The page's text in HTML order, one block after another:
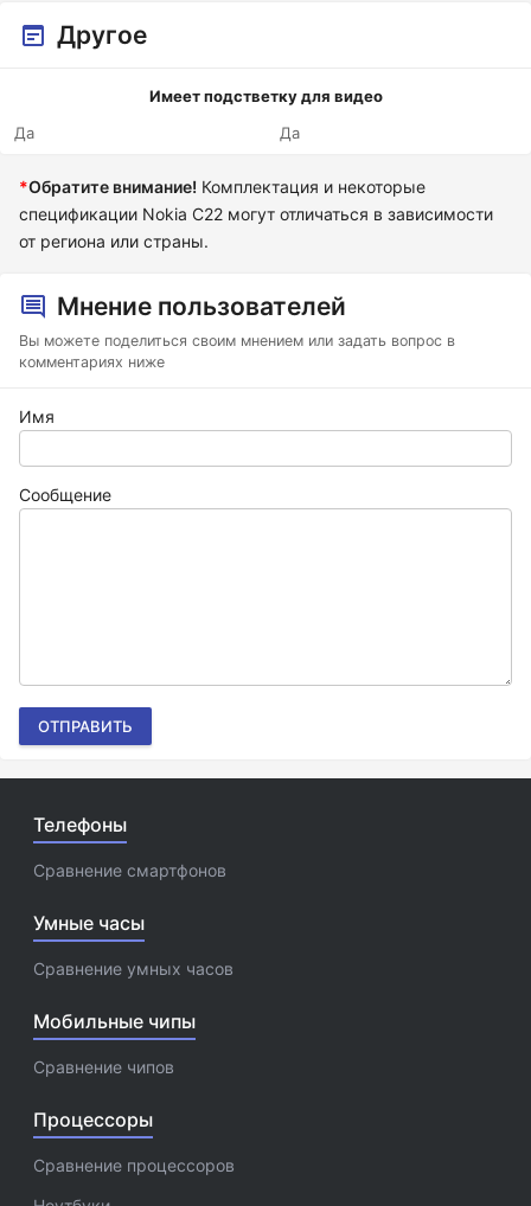
Другое
Имеет подстветку для видео
Да
Да
*Обратите внимание! Комплектация и некоторые
спецификации Nokia C22 могут отличаться в зависимости
от региона или страны.
Мнение пользователей
Вы можете поделиться своим мнением или задать вопрос в
комментариях ниже
Имя
Сообщение
ОТПРАВИТЬ
Телефоны
Сравнение смартфонов
Умные часы
Сравнение умных часов
Мобильные чипы
Сравнение чипов
Процессоры
Сравнение процессоров